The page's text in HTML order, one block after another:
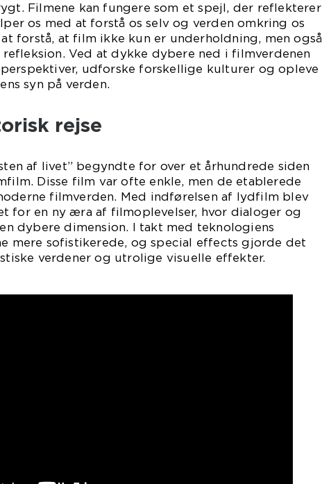
Filmene kan fungere som et spejl, der reflekterer
os med at forstå os selv og verden omkring os
forstå, at film ikke kun er underholdning, men også
Ved at dykke dybere ned i filmverdenen
perspektiver, udforske forskellige kulturer og opleve
syn på verden.
rejse
af livet” begyndte for over et århundrede siden
Disse film var ofte enkle, men de etablerede
filmverden. Med indførelsen af lydfilm blev
for en ny æra af filmoplevelser, hvor dialoger og
dybere dimension. I takt med teknologiens
mere sofistikerede, og special effects gjorde det
verdener og utrolige visuelle effekter.